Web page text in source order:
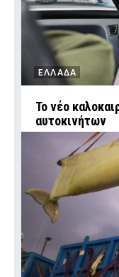
ΕΛΛΑΔΑ
Το νέο
αυτοκινήτων